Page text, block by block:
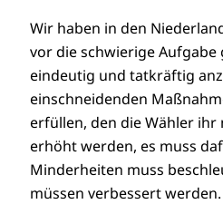
Wir haben in den
vor die schwierige
eindeutig und tatkräftig
einschneidenden
erfüllen, den die Wähler ihr
erhöht werden, es muss
Minderheiten muss
müssen verbessert werden.